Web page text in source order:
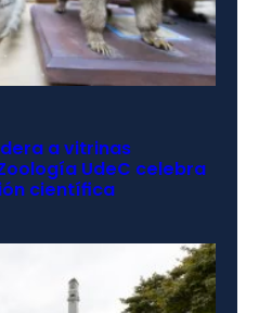
a vitrinas
UdeC celebra
científica